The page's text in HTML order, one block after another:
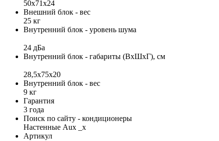
50х71х24
Внешний блок - вес
25 кг
Внутренний блок - уровень шума
24 дБа
Внутренний блок - габариты (ВхШхГ), см
28,5х75х20
Внутренний блок - вес
9 кг
Гарантия
3 года
Поиск по сайту - кондиционеры
Настенные Aux _x
Артикул